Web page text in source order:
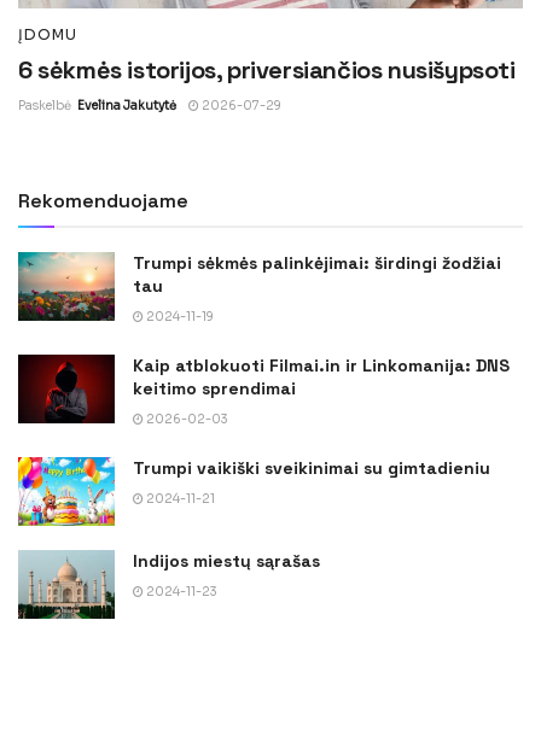
ĮDOMU
6 sėkmės istorijos, priversiančios nusišypsoti
Paskelbė Evelina Jakutytė 2026-07-29
Rekomenduojame
Trumpi sėkmės palinkėjimai: širdingi žodžiai
tau
2024-11-19
Kaip atblokuoti Filmai.in ir Linkomanija: DNS
keitimo sprendimai
2026-02-03
Trumpi vaikiški sveikinimai su gimtadieniu
2024-11-21
Indijos miestų sąrašas
2024-11-23